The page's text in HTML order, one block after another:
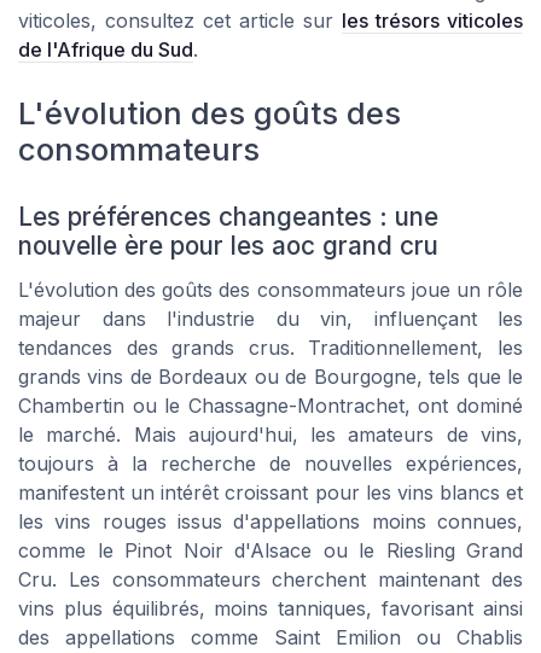
viticoles, consultez cet article sur les trésors viticoles
de l'Afrique du Sud.
L'évolution des goûts des
consommateurs
Les préférences changeantes : une
nouvelle ère pour les aoc grand cru
L'évolution des goûts des consommateurs joue un rôle
majeur dans l'industrie du vin, influençant les
tendances des grands crus. Traditionnellement, les
grands vins de Bordeaux ou de Bourgogne, tels que le
Chambertin ou le Chassagne-Montrachet, ont dominé
le marché. Mais aujourd'hui, les amateurs de vins,
toujours à la recherche de nouvelles expériences,
manifestent un intérêt croissant pour les vins blancs et
les vins rouges issus d'appellations moins connues,
comme le Pinot Noir d'Alsace ou le Riesling Grand
Cru. Les consommateurs cherchent maintenant des
vins plus équilibrés, moins tanniques, favorisant ainsi
des appellations comme Saint Emilion ou Chablis